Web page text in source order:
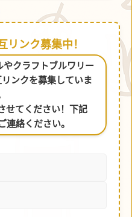
リンク募集中！
クラフトブルワリー
ンクを募集していま
せてください！下記
連絡ください。